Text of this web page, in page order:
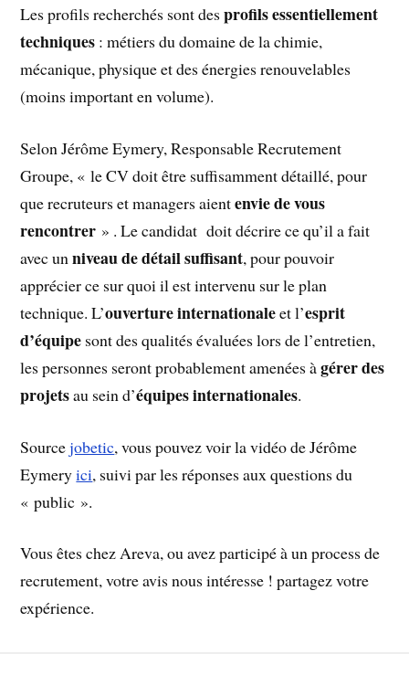
Les profils recherchés sont desprofils essentiellement
techniques : métiers du domaine de la chimie,
mécanique, physique et des énergies renouvelables
(moins important en volume).
Selon Jérôme Eymery, Responsable Recrutement
Groupe, « le CV doit être suffisamment détaillé, pour
que recruteurs et managers aientenvie de vous
rencontrer » . Le candidat doit décrire ce qu’il a fait
avec un niveau dedétail suffisant, pour pouvoir
apprécier ce sur quoi il est intervenu sur le plan
technique. L’ouverture internationaleet l’esprit
d’équipe sont des qualités évaluées lors de l’entretien,
les personnes seront probablement amenées àgérer des
projetsau sein d’équipes internationales.
Sourcejobetic, vous pouvez voir la vidéo de Jérôme
Eymeryici, suivi par les réponses aux questions du
« public ».
Vous êtes chez Areva, ou avez participé à un process de
recrutement, votre avis nous intéresse ! partagez votre
expérience.